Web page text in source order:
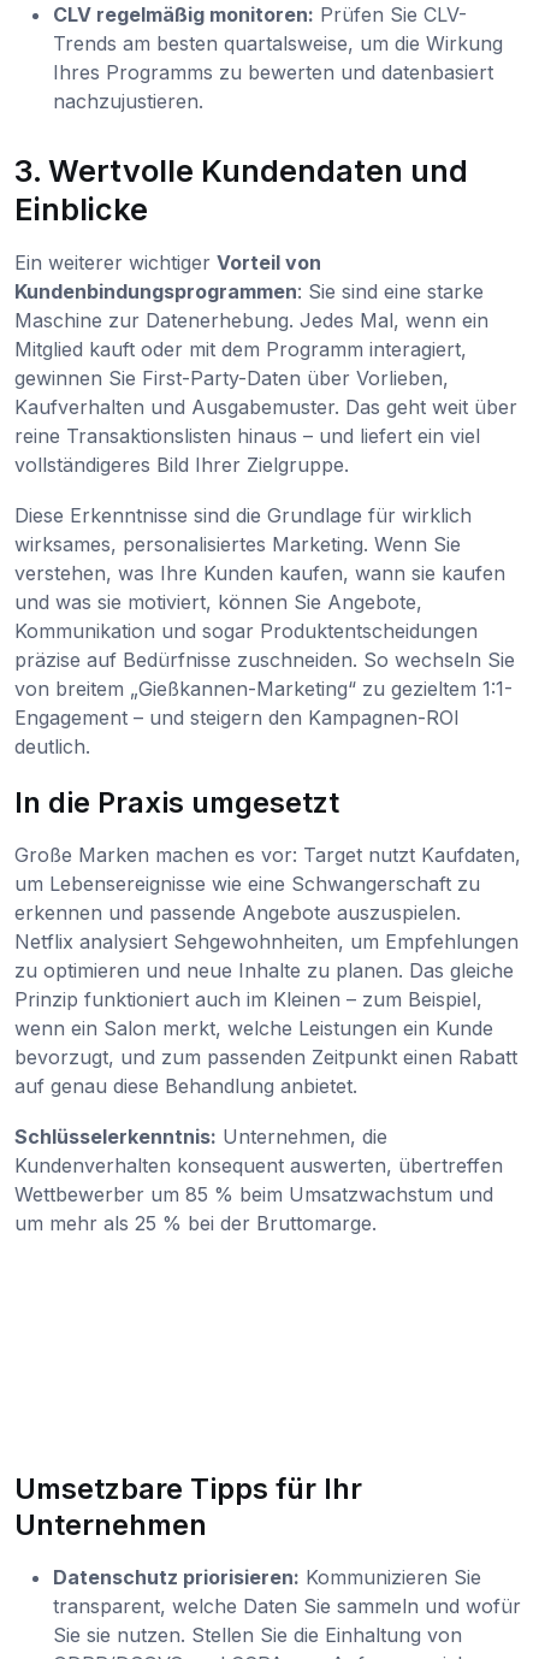
CLV regelmäßig monitoren: Prüfen Sie CLV-
Trends am besten quartalsweise, um die Wirkung
Ihres Programms zu bewerten und datenbasiert
nachzujustieren.
3. Wertvolle Kundendaten und
Einblicke
Ein weiterer wichtiger Vorteil von
Kundenbindungsprogrammen: Sie sind eine starke
Maschine zur Datenerhebung. Jedes Mal, wenn ein
Mitglied kauft oder mit dem Programm interagiert,
gewinnen Sie First-Party-Daten über Vorlieben,
Kaufverhalten und Ausgabemuster. Das geht weit über
reine Transaktionslisten hinaus – und liefert ein viel
vollständigeres Bild Ihrer Zielgruppe.
Diese Erkenntnisse sind die Grundlage für wirklich
wirksames, personalisiertes Marketing. Wenn Sie
verstehen, was Ihre Kunden kaufen, wann sie kaufen
und was sie motiviert, können Sie Angebote,
Kommunikation und sogar Produktentscheidungen
präzise auf Bedürfnisse zuschneiden. So wechseln Sie
von breitem „Gießkannen-Marketing“ zu gezieltem 1:1-
Engagement – und steigern den Kampagnen-ROI
deutlich.
In die Praxis umgesetzt
Große Marken machen es vor: Target nutzt Kaufdaten,
um Lebensereignisse wie eine Schwangerschaft zu
erkennen und passende Angebote auszuspielen.
Netflix analysiert Sehgewohnheiten, um Empfehlungen
zu optimieren und neue Inhalte zu planen. Das gleiche
Prinzip funktioniert auch im Kleinen – zum Beispiel,
wenn ein Salon merkt, welche Leistungen ein Kunde
bevorzugt, und zum passenden Zeitpunkt einen Rabatt
auf genau diese Behandlung anbietet.
Schlüsselerkenntnis: Unternehmen, die
Kundenverhalten konsequent auswerten, übertreffen
Wettbewerber um 85 % beim Umsatzwachstum und
um mehr als 25 % bei der Bruttomarge.
Umsetzbare Tipps für Ihr
Unternehmen
Datenschutz priorisieren: Kommunizieren Sie
transparent, welche Daten Sie sammeln und wofür
Sie sie nutzen. Stellen Sie die Einhaltung von